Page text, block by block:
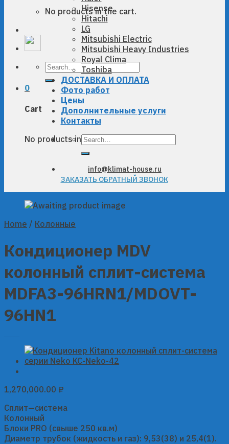
No products in the cart.
Search
0
Cart
No products in the cart.
Hisense
Hitachi
LG
Mitsubishi Electric
Mitsubishi Heavy Industries
Royal Clima
Toshiba
ДОСТАВКА И ОПЛАТА
Фото работ
Цены
Дополнительные услуги
Контакты
Search
info@klimat-house.ru
ЗАКАЗАТЬ ОБРАТНЫЙ ЗВОНОК
Home / Колонные
Кондиционер MDV
колонный сплит-система
MDFA3-96HRN1/MDOVT-
96HN1
1,270,000.00 ₽
Сплит—система
Колонный
Блоки PRO (свыше 250 кв.м)
Диаметр трубок (жидкость и газ): 9,53(38) и 25,4(1).